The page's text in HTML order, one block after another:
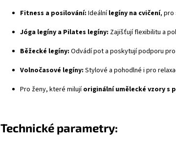
Fitness a posilování: Ideálnílegíny na cvičení, pro
Jóga legíny a Pilates legíny: Zajišťují flexibilitu a
Běžecké legíny: Odvádí pot a poskytují podporu
Volnočasové legíny: Stylové a pohodlné i pro
Pro ženy, které milujíoriginální umělecké vzory s
Technické parametry: